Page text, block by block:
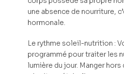
une absence de nourriture,
hormonale.
Le rythme soleil-nutrition :
programmé pour traiter les
lumière du jour. Manger